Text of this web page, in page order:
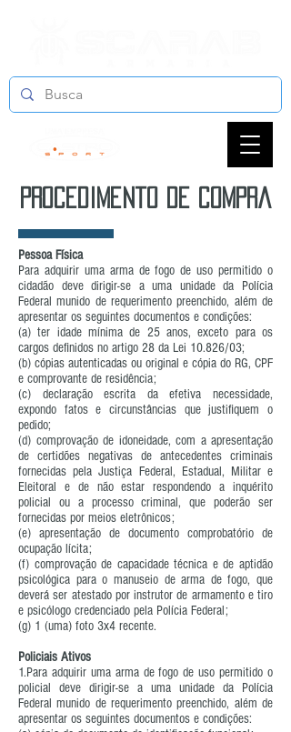
procedimento de compra
Pessoa Física
Para adquirir uma arma de fogo de uso permitido o
cidadão deve dirigir-se a uma unidade da Polícia
Federal munido de requerimento preenchido, além de
apresentar os seguintes documentos e condições:
(a) ter idade mínima de 25 anos, exceto para os
cargos definidos no artigo 28 da Lei 10.826/03;
(b) cópias autenticadas ou original e cópia do RG, CPF
e comprovante de residência;
(c) declaração escrita da efetiva necessidade,
expondo fatos e circunstâncias que justifiquem o
pedido;
(d) comprovação de idoneidade, com a apresentação
de certidões negativas de antecedentes criminais
fornecidas pela Justiça Federal, Estadual, Militar e
Eleitoral e de não estar respondendo a inquérito
policial ou a processo criminal, que poderão ser
fornecidas por meios eletrônicos;
(e) apresentação de documento comprobatório de
ocupação lícita;
(f) comprovação de capacidade técnica e de aptidão
psicológica para o manuseio de arma de fogo, que
deverá ser atestado por instrutor de armamento e tiro
e psicólogo credenciado pela Polícia Federal;
(g) 1 (uma) foto 3x4 recente.
Policiais Ativos
1.Para adquirir uma arma de fogo de uso permitido o
policial deve dirigir-se a uma unidade da Polícia
Federal munido de requerimento preenchido, além de
apresentar os seguintes documentos e condições: